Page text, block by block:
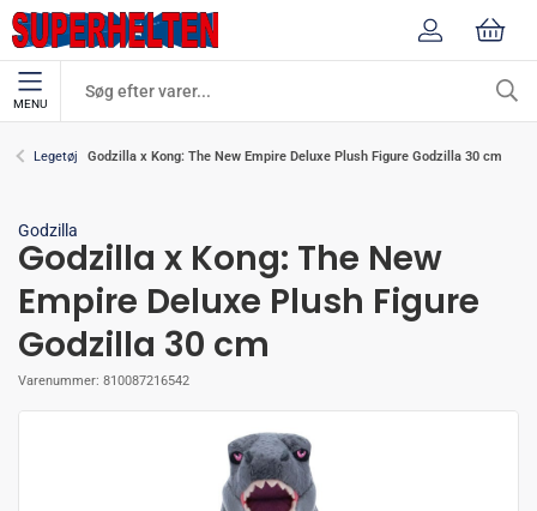
MENU
Legetøj Godzilla x Kong: The New Empire Deluxe Plush Figure Godzilla 30 cm
Godzilla
Godzilla x Kong: The New
Empire Deluxe Plush Figure
Godzilla 30 cm
Varenummer: 810087216542